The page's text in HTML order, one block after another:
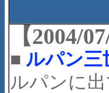
【2004/
■ ルパン三
ルパンに